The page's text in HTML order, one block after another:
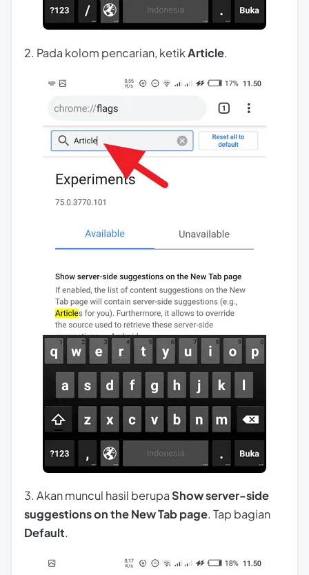
2. Pada kolom pencarian, ketikArticle.
3. Akan muncul hasil berupa Show server-side
suggestions on the New Tab page. Tap bagian
Default.